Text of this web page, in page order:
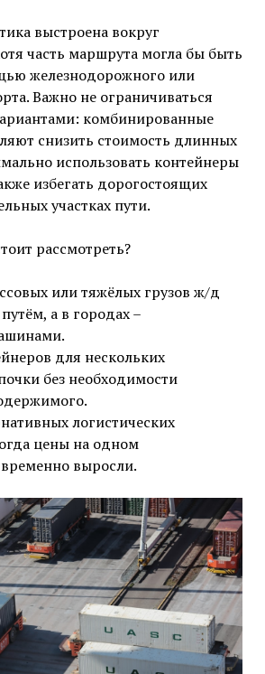
выстроена вокруг
часть маршрута могла бы быть
железнодорожного или
Важно не ограничиваться
комбинированные
снизить стоимость длинных
использовать контейнеры
избегать дорогостоящих
участках пути.
рассмотреть?
или тяжёлых грузов ж/д
а в городах –
для нескольких
без необходимости
логистических
цены на одном
выросли.